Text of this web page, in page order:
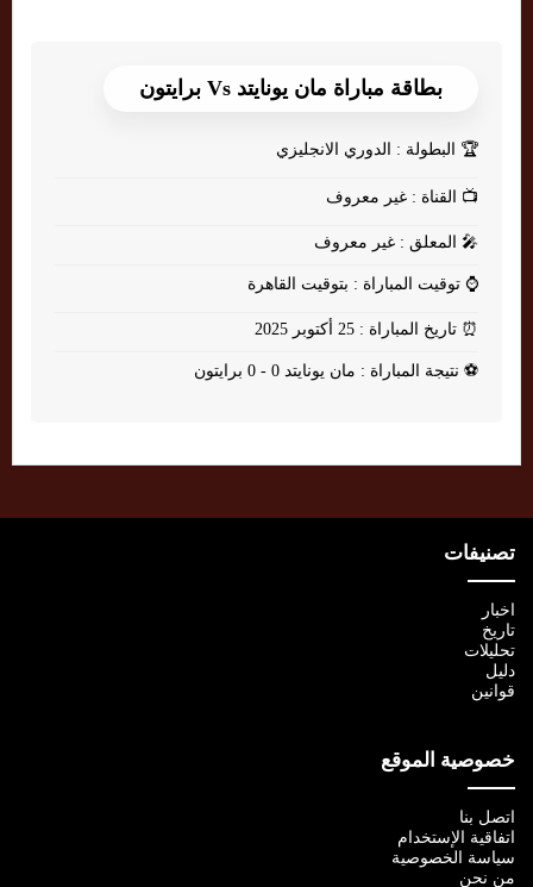
بطاقة مباراة مان يونايتد Vs برايتون
🏆 البطولة : الدوري الانجليزي
📺 القناة : غير معروف
🎤 المعلق : غير معروف
⌚ توقيت المباراة : بتوقيت القاهرة
⏰ تاريخ المباراة : 25 أكتوبر 2025
⚽ نتيجة المباراة : مان يونايتد 0 - 0 برايتون
تصنيفات
اخبار
تاريخ
تحليلات
دليل
قوانين
خصوصية الموقع
اتصل بنا
اتفاقية الإستخدام
سياسة الخصوصية
من نحن